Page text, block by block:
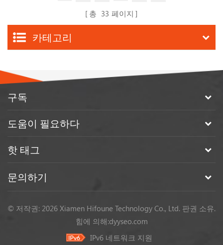
상당한 시간을 할애했습니다. 현지 시장 요구를 이해하는 것은
매우 중요하며, 우리는 모든 고객을 위해 장비가 완벽하게 작동
하도록 보장하는 데 전념하고 있습니다. 남미 물류 산업에 효율
성을 함께 가져오며, 길고 유익한 협력을 이...
총 33 페이지
카테고리
구독
도움이 필요하다
핫 태그
문의하기
© 저작권: 2026 Xiamen Hifoune Technology Co., Ltd. 판권 소유.
힘에 의해:dyyseo.com
IPv6 네트워크 지원